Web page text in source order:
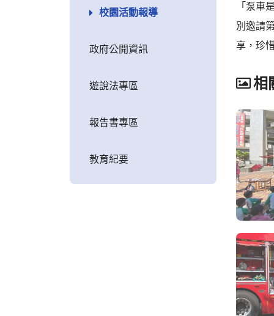
校園活動報導
政府公開資訊
遊說法專區
報告書專區
教育紀要
「泵車
別邀請
享，珍
相